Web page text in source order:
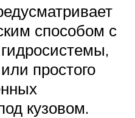
способом с
простого
кузовом.